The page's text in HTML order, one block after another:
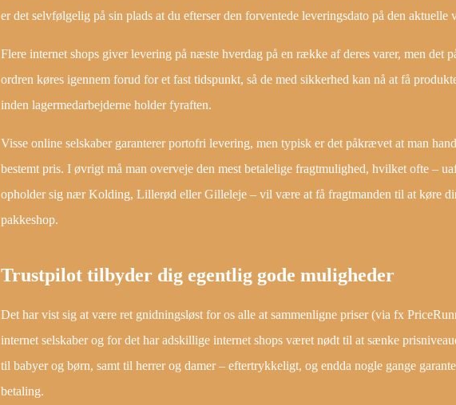
er det selvfølgelig på sin plads at du efterser den forventede leveringsdato på den aktuelle
Flere internet shops giver levering på næste hverdag på en række af deres varer, men det
ordren køres igennem forud for et fast tidspunkt, så de med sikkerhed kan nå at få
inden lagermedarbejderne holder fyraften.
Visse online selskaber garanterer portofri levering, men typisk er det påkrævet at man
bestemt pris. I øvrigt må man overveje den mest betalelige fragtmulighed, hvilket ofte –
opholder sig nær Kolding, Lillerød eller Gilleleje – vil være at få fragtmanden til at køre
pakkeshop.
Trustpilot tilbyder dig egentlig gode muligheder
Det har vist sig at være ret gnidningsløst for os alle at sammenligne priser (via fx
internet selskaber og for det har adskillige internet shops været nødt til at sænke
til babyer og børn, samt til herrer og damer – eftertrykkeligt, og endda nogle gange
betaling.